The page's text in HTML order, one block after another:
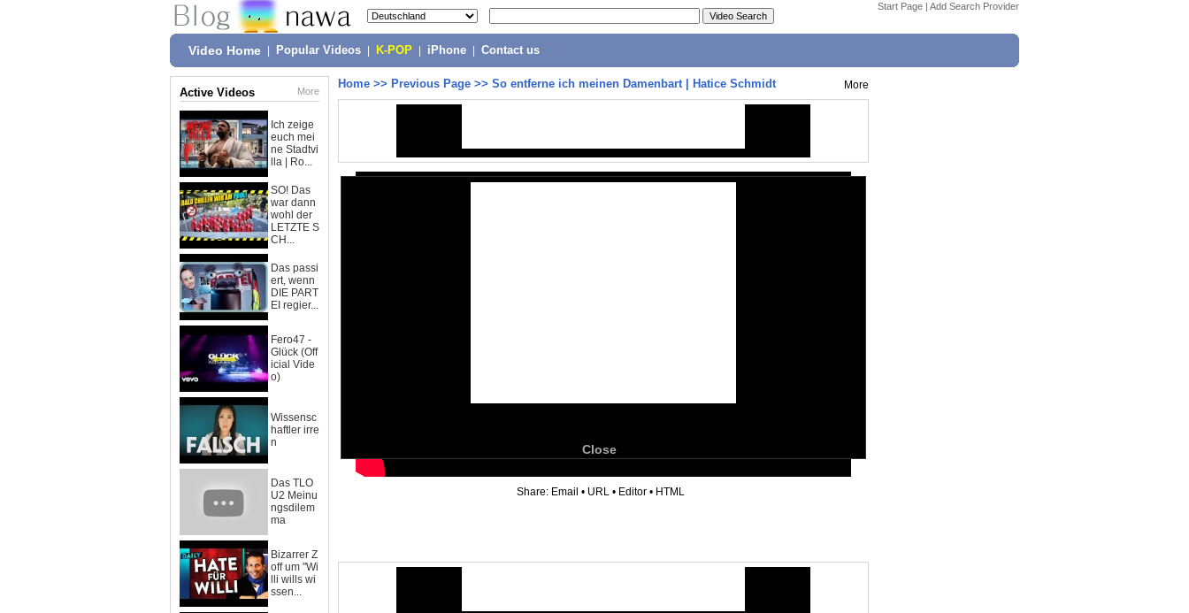
Start Page | Add Search Provider
Video Home Popular Videos K-POP iPhone Contact us
Active Videos More
Ich zeige
euch mei
ne Stadtvi
lla | Ro...
SO! Das
war dann
wohl der
LETZTE S
CH...
Das passi
ert, wenn
DIE PART
EI regier...
Fero47 -
Glück (Off
icial Vide
o)
Wissensc
haftler irre
n
Das TLO
U2 Meinu
ngsdilem
ma
Bizarrer Z
off um "Wi
lli wills wi
ssen...
Home >> Previous Page >> So entferne ich meinen Damenbart | Hatice Schmidt More
Close
Share: Email • URL • Editor • HTML